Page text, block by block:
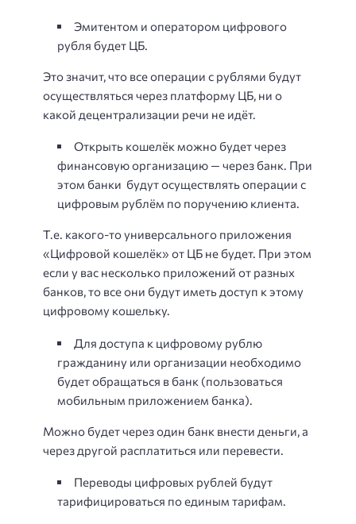
Эмитентом и оператором цифрового
рубля будет ЦБ.
Это значит, что все операции с рублями будут
осуществляться через платформу ЦБ, ни о
какой децентрализации речи не идёт.
Открыть кошелёк можно будет через
финансовую организацию — через банк. При
этом банки будут осуществлять операции с
цифровым рублём по поручению клиента.
Т.е. какого-то универсального приложения
«Цифровой кошелёк» от ЦБ не будет. При этом
если у вас несколько приложений от разных
банков, то все они будут иметь доступ к этому
цифровому кошельку.
Для доступа к цифровому рублю
гражданину или организации необходимо
будет обращаться в банк (пользоваться
мобильным приложением банка).
Можно будет через один банк внести деньги, а
через другой расплатиться или перевести.
Переводы цифровых рублей будут
тарифицироваться по единым тарифам.